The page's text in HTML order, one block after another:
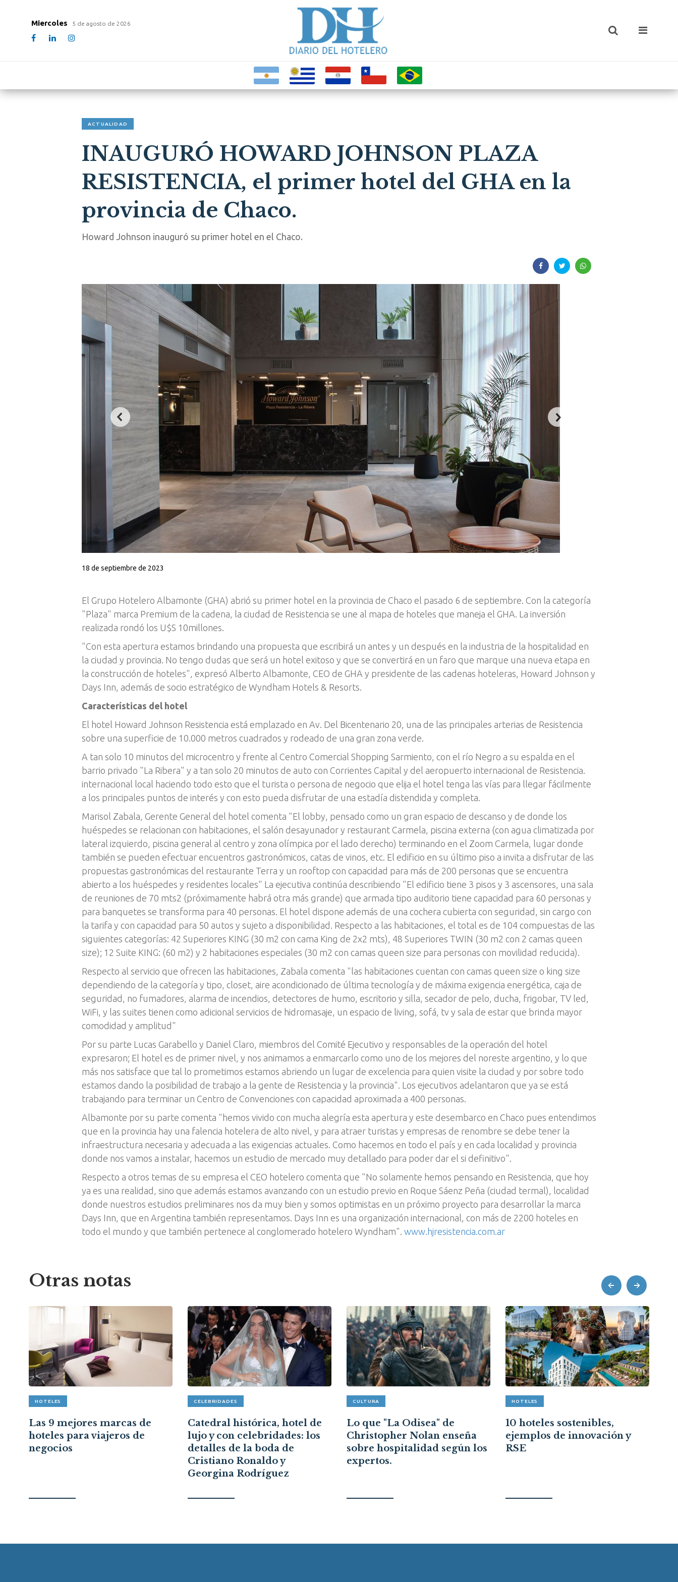
Miercoles 5 de agosto de 2026
ACTUALIDAD
INAUGURÓ HOWARD JOHNSON PLAZA
RESISTENCIA, el primer hotel del GHA en la
provincia de Chaco.
Howard Johnson inauguró su primer hotel en el Chaco.
18 de septiembre de 2023
El Grupo Hotelero Albamonte (GHA) abrió su primer hotel en la provincia de Chaco el pasado 6 de septiembre. Con la categoría
"Plaza" marca Premium de la cadena, la ciudad de Resistencia se une al mapa de hoteles que maneja el GHA. La inversión
realizada rondó los U$S 10millones.
"Con esta apertura estamos brindando una propuesta que escribirá un antes y un después en la industria de la hospitalidad en
la ciudad y provincia. No tengo dudas que será un hotel exitoso y que se convertirá en un faro que marque una nueva etapa en
la construcción de hoteles", expresó Alberto Albamonte, CEO de GHA y presidente de las cadenas hoteleras, Howard Johnson y
Days Inn, además de socio estratégico de Wyndham Hotels & Resorts.
Características del hotel
El hotel Howard Johnson Resistencia está emplazado en Av. Del Bicentenario 20, una de las principales arterias de Resistencia
sobre una superficie de 10.000 metros cuadrados y rodeado de una gran zona verde.
A tan solo 10 minutos del microcentro y frente al Centro Comercial Shopping Sarmiento, con el río Negro a su espalda en el
barrio privado "La Ribera" y a tan solo 20 minutos de auto con Corrientes Capital y del aeropuerto internacional de Resistencia.
internacional local haciendo todo esto que el turista o persona de negocio que elija el hotel tenga las vías para llegar fácilmente
a los principales puntos de interés y con esto pueda disfrutar de una estadía distendida y completa.
Marisol Zabala, Gerente General del hotel comenta "El lobby, pensado como un gran espacio de descanso y de donde los
huéspedes se relacionan con habitaciones, el salón desayunador y restaurant Carmela, piscina externa (con agua climatizada por
lateral izquierdo, piscina general al centro y zona olímpica por el lado derecho) terminando en el Zoom Carmela, lugar donde
también se pueden efectuar encuentros gastronómicos, catas de vinos, etc. El edificio en su último piso a invita a disfrutar de las
propuestas gastronómicas del restaurante Terra y un rooftop con capacidad para más de 200 personas que se encuentra
abierto a los huéspedes y residentes locales" La ejecutiva continúa describiendo "El edificio tiene 3 pisos y 3 ascensores, una sala
de reuniones de 70 mts2 (próximamente habrá otra más grande) que armada tipo auditorio tiene capacidad para 60 personas y
para banquetes se transforma para 40 personas. El hotel dispone además de una cochera cubierta con seguridad, sin cargo con
la tarifa y con capacidad para 50 autos y sujeto a disponibilidad. Respecto a las habitaciones, el total es de 104 compuestas de las
siguientes categorías: 42 Superiores KING (30 m2 con cama King de 2x2 mts), 48 Superiores TWIN (30 m2 con 2 camas queen
size); 12 Suite KING: (60 m2) y 2 habitaciones especiales (30 m2 con camas queen size para personas con movilidad reducida).
Respecto al servicio que ofrecen las habitaciones, Zabala comenta "las habitaciones cuentan con camas queen size o king size
dependiendo de la categoría y tipo, closet, aire acondicionado de última tecnología y de máxima exigencia energética, caja de
seguridad, no fumadores, alarma de incendios, detectores de humo, escritorio y silla, secador de pelo, ducha, frigobar, TV led,
WiFi, y las suites tienen como adicional servicios de hidromasaje, un espacio de living, sofá, tv y sala de estar que brinda mayor
comodidad y amplitud"
Por su parte Lucas Garabello y Daniel Claro, miembros del Comité Ejecutivo y responsables de la operación del hotel
expresaron; El hotel es de primer nivel, y nos animamos a enmarcarlo como uno de los mejores del noreste argentino, y lo que
más nos satisface que tal lo prometimos estamos abriendo un lugar de excelencia para quien visite la ciudad y por sobre todo
estamos dando la posibilidad de trabajo a la gente de Resistencia y la provincia". Los ejecutivos adelantaron que ya se está
trabajando para terminar un Centro de Convenciones con capacidad aproximada a 400 personas.
Albamonte por su parte comenta "hemos vivido con mucha alegría esta apertura y este desembarco en Chaco pues entendimos
que en la provincia hay una falencia hotelera de alto nivel, y para atraer turistas y empresas de renombre se debe tener la
infraestructura necesaria y adecuada a las exigencias actuales. Como hacemos en todo el país y en cada localidad y provincia
donde nos vamos a instalar, hacemos un estudio de mercado muy detallado para poder dar el si definitivo".
Respecto a otros temas de su empresa el CEO hotelero comenta que "No solamente hemos pensando en Resistencia, que hoy
ya es una realidad, sino que además estamos avanzando con un estudio previo en Roque Sáenz Peña (ciudad termal), localidad
donde nuestros estudios preliminares nos da muy bien y somos optimistas en un próximo proyecto para desarrollar la marca
Days Inn, que en Argentina también representamos. Days Inn es una organización internacional, con más de 2200 hoteles en
todo el mundo y que también pertenece al conglomerado hotelero Wyndham". www.hjresistencia.com.ar
Otras notas
HOTELES
Las 9 mejores marcas de
hoteles para viajeros de
negocios
CELEBRIDADES
Catedral histórica, hotel de
lujo y con celebridades: los
detalles de la boda de
Cristiano Ronaldo y
Georgina Rodríguez
CULTURA
Lo que "La Odisea" de
Christopher Nolan enseña
sobre hospitalidad según los
expertos.
HOTELES
10 hoteles sostenibles,
ejemplos de innovación y
RSE
prev next